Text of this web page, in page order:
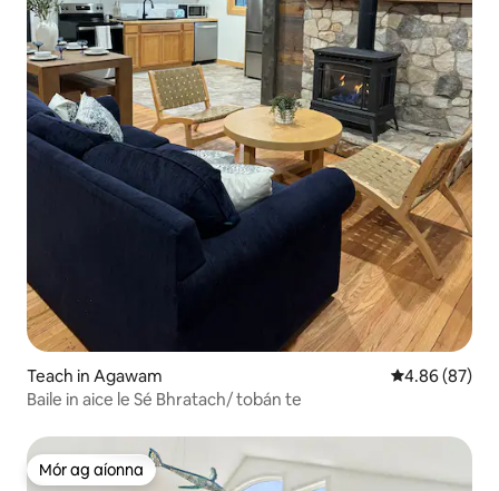
Teach in Agawam Meánrátáil
4.86 (87)
Baile in aice le Sé Bhratach/ tobán te
Mór ag aíonna
Mór ag aíonna